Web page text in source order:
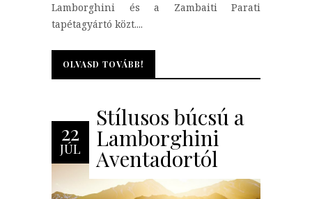
Lamborghini és a Zambaiti Parati
tapétagyártó közt....
OLVASD TOVÁBB!
OLVASD TOVÁBB!
22
JÚL
Stílusos búcsú a
Lamborghini
Aventadortól